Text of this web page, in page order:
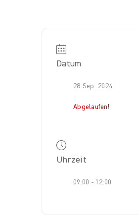
Datum
28 Sep. 2024
Abgelaufen!
Uhrzeit
09:00 - 12:00